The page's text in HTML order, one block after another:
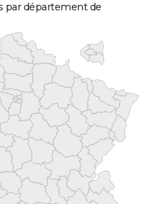
par département de